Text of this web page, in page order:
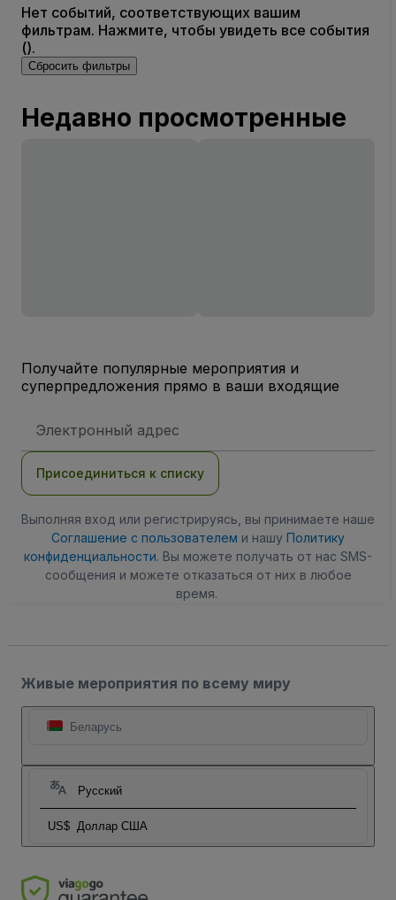
Нет событий, соответствующих вашим
фильтрам. Нажмите, чтобы увидеть все события
().
Сбросить фильтры
Недавно просмотренные
Получайте популярные мероприятия и
суперпредложения прямо в ваши входящие
электронной
Присоединиться к списку
Выполняя вход или регистрируясь, вы принимаете наше
Соглашение с пользователем и нашу Политику
конфиденциальности. Вы можете получать от нас SMS-
сообщения и можете отказаться от них в любое
время.
Живые мероприятия по всему миру
Беларусь
Русский
US$ Доллар США